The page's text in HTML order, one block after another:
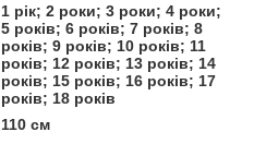
1 рік; 2 роки; 3 роки; 4 роки;
5 років; 6 років; 7 років; 8
років; 9 років; 10 років; 11
років; 12 років; 13 років; 14
років; 15 років; 16 років; 17
років; 18 років
110 см